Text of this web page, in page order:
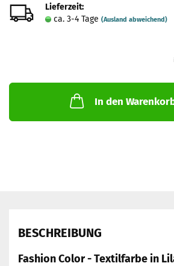
Lieferzeit:
ca. 3-4 Tage (Ausland abweichend)
In den
BESCHREIBUNG
Fashion Color - Textilfarbe in